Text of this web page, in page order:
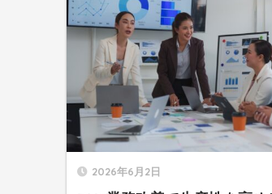
2026年6月2日